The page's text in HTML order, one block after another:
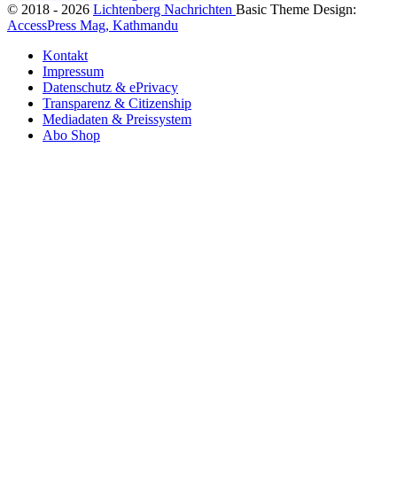
© 2018 - 2026 Lichtenberg Nachrichten Basic Theme Design:
AccessPress Mag, Kathmandu
Kontakt
Impressum
Datenschutz & ePrivacy
Transparenz & Citizenship
Mediadaten & Preissystem
Abo Shop